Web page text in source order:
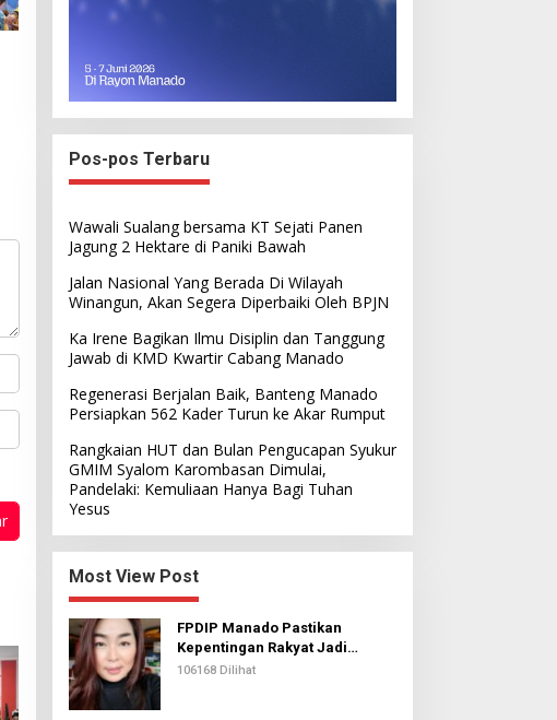
Pos-pos Terbaru
Wawali Sualang bersama KT Sejati Panen
Jagung 2 Hektare di Paniki Bawah
Jalan Nasional Yang Berada Di Wilayah
Winangun, Akan Segera Diperbaiki Oleh BPJN
Ka Irene Bagikan Ilmu Disiplin dan Tanggung
Jawab di KMD Kwartir Cabang Manado
Regenerasi Berjalan Baik, Banteng Manado
Persiapkan 562 Kader Turun ke Akar Rumput
Rangkaian HUT dan Bulan Pengucapan Syukur
GMIM Syalom Karombasan Dimulai,
Pandelaki: Kemuliaan Hanya Bagi Tuhan
Yesus
Most View Post
FPDIP Manado Pastikan
Kepentingan Rakyat Jadi
Prioritas Dalam Perjuangan
106168 Dilihat